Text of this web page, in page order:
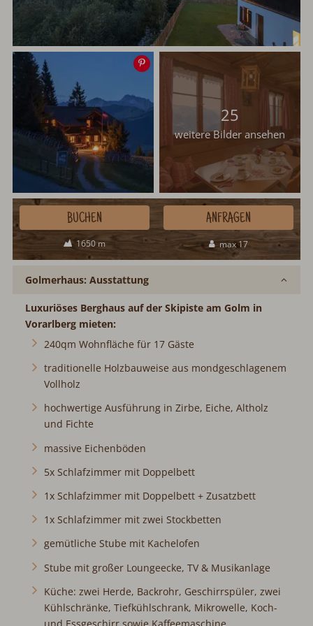
25
weitere Bilder ansehen
1650 m max 17
BUCHEN ANFRAGEN
Golmerhaus: Ausstattung
Luxuriöses Berghaus auf der Skipiste am Golm in
Vorarlberg mieten:
240qm Wohnfläche für 17 Gäste
traditionelle Holzbauweise aus mondgeschlagenem
Vollholz
hochwertige Ausführung in Zirbe, Eiche, Altholz
und Fichte
massive Eichenböden
5x Schlafzimmer mit Doppelbett
1x Schlafzimmer mit Doppelbett + Zusatzbett
1x Schlafzimmer mit zwei Stockbetten
gemütliche Stube mit Kachelofen
Stube mit großer Loungeecke, TV & Musikanlage
Küche: zwei Herde, Backrohr, Geschirrspüler, zwei
Kühlschränke, Tiefkühlschrank, Mikrowelle, Koch-